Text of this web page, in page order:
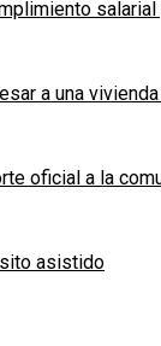
a una vivienda
oficial a la
asistido